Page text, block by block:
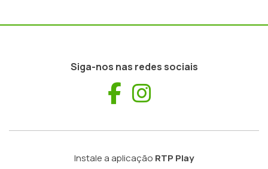
Siga-nos nas redes sociais
Facebook
Instale a aplicação RTP Play